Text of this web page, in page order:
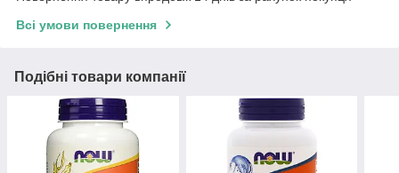
Всі умови повернення
Подібні товари компанії